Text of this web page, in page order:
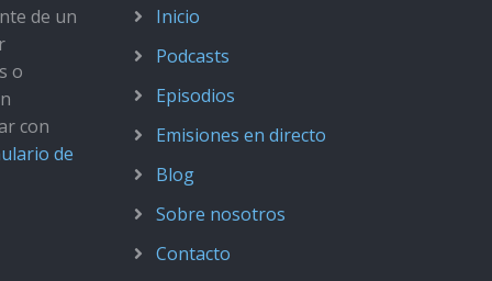
de un
o
con
de
Inicio
Podcasts
Episodios
Emisiones en directo
Blog
Sobre nosotros
Contacto